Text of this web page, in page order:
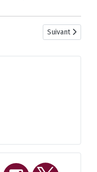
de Lorient 2019
Article suivant
Suivant